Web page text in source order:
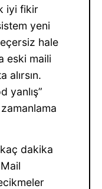
iyi fikir
yeni
hale
eski maili
alırsın.
yanlış”
dakika